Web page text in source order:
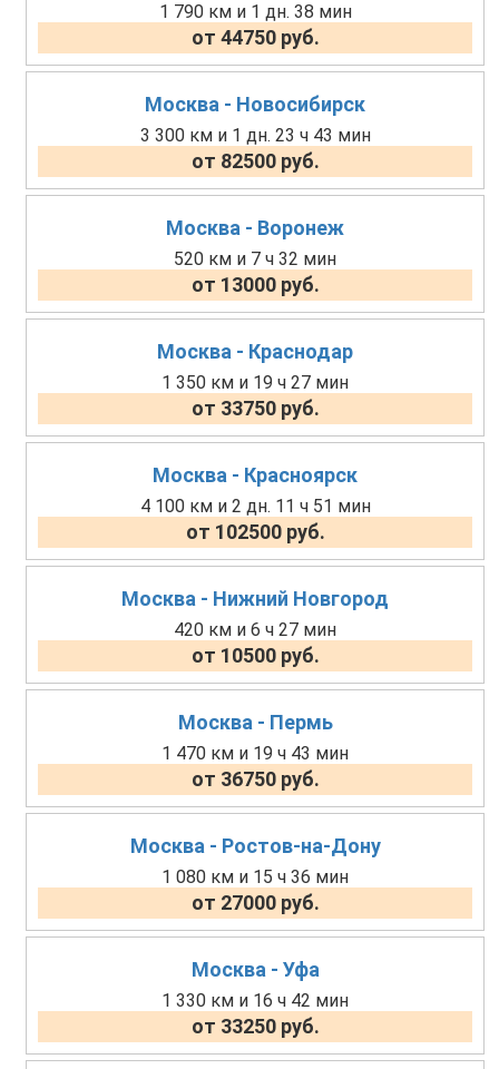
1 790 км и 1 дн. 38 мин
от 44750 руб.
Москва - Новосибирск
3 300 км и 1 дн. 23 ч 43 мин
от 82500 руб.
Москва - Воронеж
520 км и 7 ч 32 мин
от 13000 руб.
Москва - Краснодар
1 350 км и 19 ч 27 мин
от 33750 руб.
Москва - Красноярск
4 100 км и 2 дн. 11 ч 51 мин
от 102500 руб.
Москва - Нижний Новгород
420 км и 6 ч 27 мин
от 10500 руб.
Москва - Пермь
1 470 км и 19 ч 43 мин
от 36750 руб.
Москва - Ростов-на-Дону
1 080 км и 15 ч 36 мин
от 27000 руб.
Москва - Уфа
1 330 км и 16 ч 42 мин
от 33250 руб.